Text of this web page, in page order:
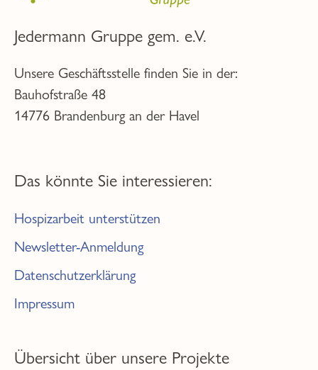
Jedermann Gruppe gem. e.V.
Unsere Geschäftsstelle finden Sie in der:
Bauhofstraße 48
14776 Brandenburg an der Havel
Das könnte Sie interessieren:
Hospizarbeit unterstützen
Newsletter-Anmeldung
Datenschutzerklärung
Impressum
Übersicht über unsere Projekte